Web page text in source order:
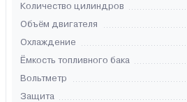
Количество цилиндров
Объём двигателя
Охлаждение
Ёмкость топливного бака
Вольтметр
Защита